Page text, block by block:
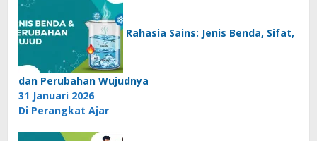
Rahasia Sains: Jenis Benda, Sifat,
dan Perubahan Wujudnya
31 Januari 2026
Di Perangkat Ajar